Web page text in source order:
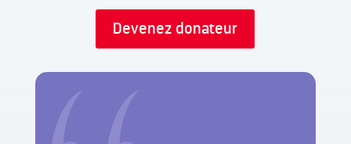
Devenez donateur